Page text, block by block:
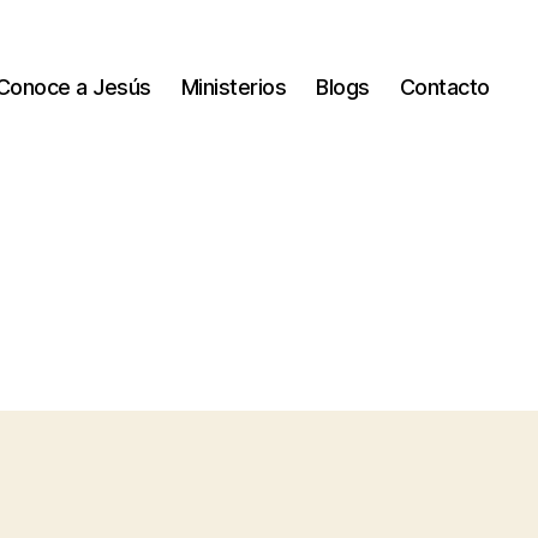
a Jesús Ministerios Blogs Contacto